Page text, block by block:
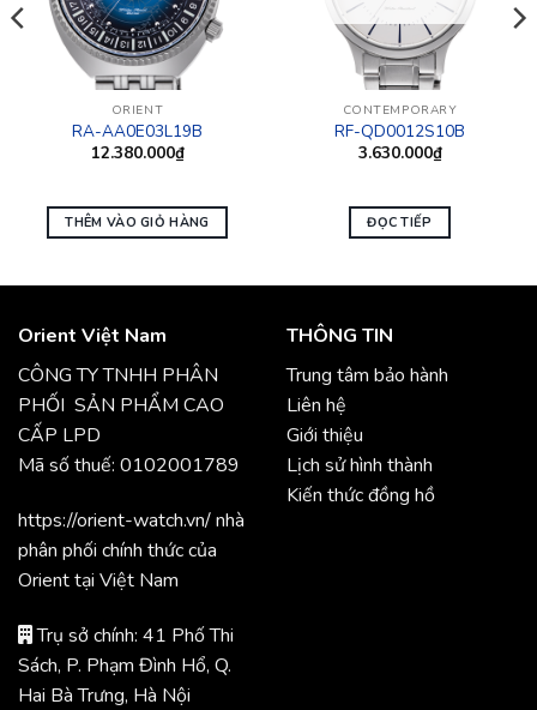
ORIENT
RA-AA0E03L19B
12.380.000₫
THÊM VÀO GIỎ HÀNG
CONTEMPORARY
RF-QD0012S10B
3.630.000₫
ĐỌC TIẾP
Orient Việt Nam
CÔNG TY TNHH PHÂN
PHỐI SẢN PHẨM CAO
CẤP LPD
Mã số thuế: 0102001789
https://orient-watch.vn/ nhà
phân phối chính thức của
Orient tại Việt Nam
Trụ sở chính: 41 Phố Thi
Sách, P. Phạm Đình Hổ, Q.
Hai Bà Trưng, Hà Nội
THÔNG TIN
Trung tâm bảo hành
Liên hệ
Giới thiệu
Lịch sử hình thành
Kiến thức đồng hồ